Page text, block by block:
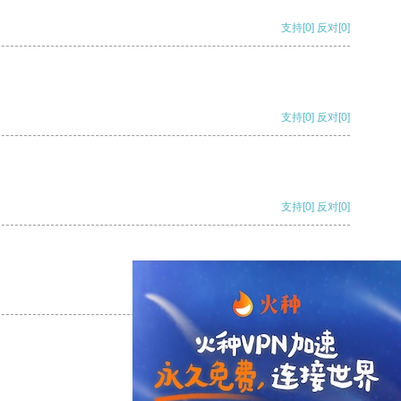
支持[0] 反对[0]
支持[0] 反对[0]
支持[0] 反对[0]
支持
支持[0] 反对[0]